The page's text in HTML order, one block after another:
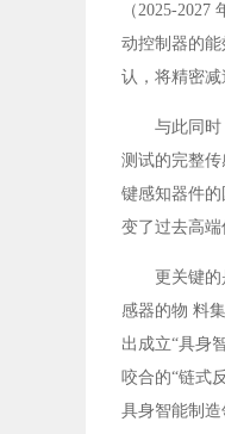
（2025-
动控制器的
认，将精密
与此同时
测试的完整
键感知器件
变了过去高端
更关键
感器的物 料
出成立“具身
咬合的“链式
具身智能制造